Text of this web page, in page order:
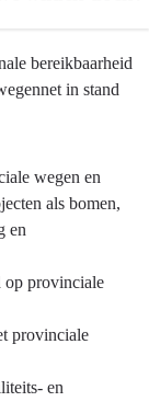
bereikbaarheid
in stand
wegen en
als bomen,
en
op provinciale
provinciale
en